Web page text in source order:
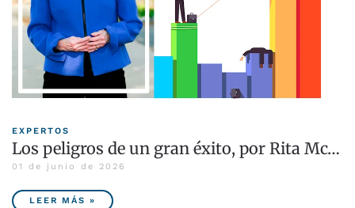
EXPERTOS
Los peligros de un gran éxito, por Rita Mc…
01 de junio de 2026
LEER MÁS »